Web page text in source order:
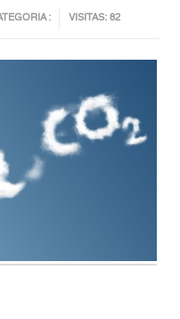
: VISITAS: 82